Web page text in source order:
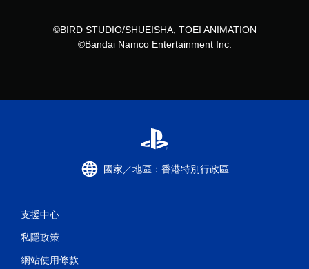
©BIRD STUDIO/SHUEISHA, TOEI ANIMATION
©Bandai Namco Entertainment Inc.
國家／地區：香港特別行政區
支援中心
私隱政策
網站使用條款